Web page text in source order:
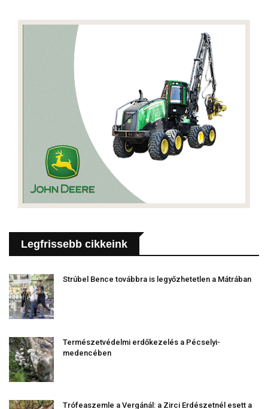
Legfrissebb cikkeink
Strúbel Bence továbbra is legyőzhetetlen a Mátrában
Természetvédelmi erdőkezelés a Pécselyi-
medencében
Trófeaszemle a Vergánál: a Zirci Erdészetnél esett a